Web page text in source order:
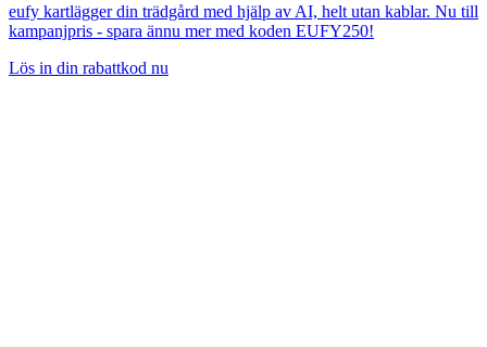
eufy kartlägger din trädgård med hjälp av AI, helt utan kablar. Nu till
kampanjpris - spara ännu mer med koden EUFY250!
Lös in din rabattkod nu